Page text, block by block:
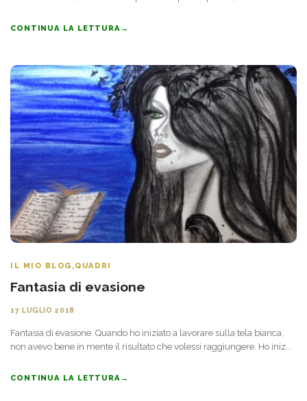
CONTINUA LA LETTURA →
IL MIO BLOG ,QUADRI
Fantasia di evasione
17 LUGLIO 2018
Fantasia di evasione. Quando ho iniziato a lavorare sulla tela bianca,
non avevo bene in mente il risultato che volessi raggiungere. Ho iniz...
CONTINUA LA LETTURA →